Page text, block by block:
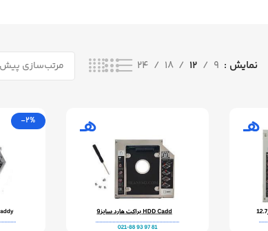
نمایش 9
12
18
24
-2%